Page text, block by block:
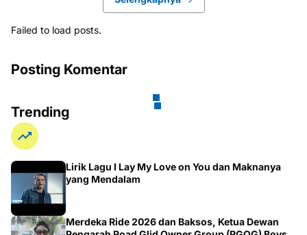
yang Mendalam
Pengarah Road Glid Owner Group (RGOG) Boys
Indonesia Pusat M. Irsyad Sebut Persiapan